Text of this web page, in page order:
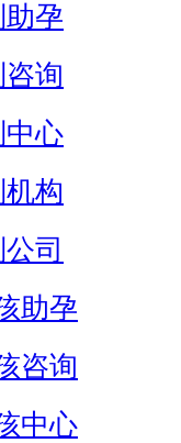
助孕
询
中心
构
司
助孕
咨询
中心